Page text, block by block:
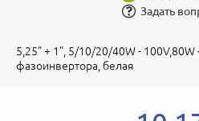
Задать
5,25” + 1”, 5/10/20/40W - 100V,80W
фазоинвертора, белая